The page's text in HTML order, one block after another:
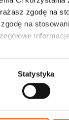
zgodę na
na
Statystyka